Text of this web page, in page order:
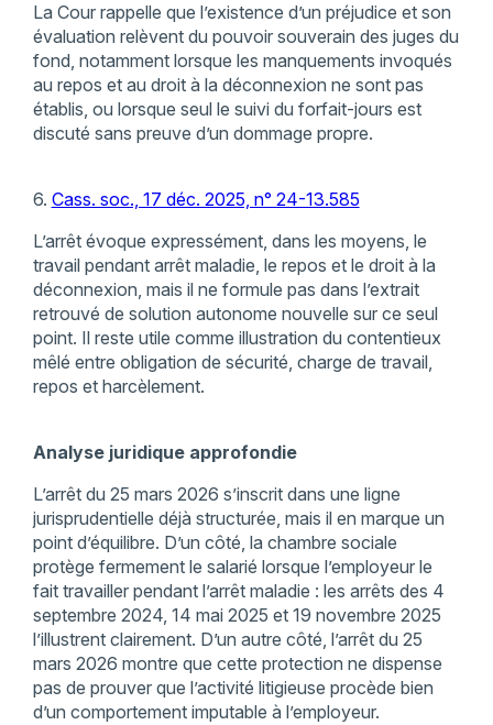
La Cour rappelle que l’existence d’un préjudice et son
évaluation relèvent du pouvoir souverain des juges du
fond, notamment lorsque les manquements invoqués
au repos et au droit à la déconnexion ne sont pas
établis, ou lorsque seul le suivi du forfait-jours est
discuté sans preuve d’un dommage propre.
6. Cass. soc., 17 déc. 2025, n° 24-13.585
L’arrêt évoque expressément, dans les moyens, le
travail pendant arrêt maladie, le repos et le droit à la
déconnexion, mais il ne formule pas dans l’extrait
retrouvé de solution autonome nouvelle sur ce seul
point. Il reste utile comme illustration du contentieux
mêlé entre obligation de sécurité, charge de travail,
repos et harcèlement.
Analyse juridique approfondie
L’arrêt du 25 mars 2026 s’inscrit dans une ligne
jurisprudentielle déjà structurée, mais il en marque un
point d’équilibre. D’un côté, la chambre sociale
protège fermement le salarié lorsque l’employeur le
fait travailler pendant l’arrêt maladie : les arrêts des 4
septembre 2024, 14 mai 2025 et 19 novembre 2025
l’illustrent clairement. D’un autre côté, l’arrêt du 25
mars 2026 montre que cette protection ne dispense
pas de prouver que l’activité litigieuse procède bien
d’un comportement imputable à l’employeur.